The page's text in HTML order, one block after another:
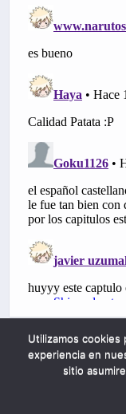
Utilizamos cookies
experiencia en
sitio